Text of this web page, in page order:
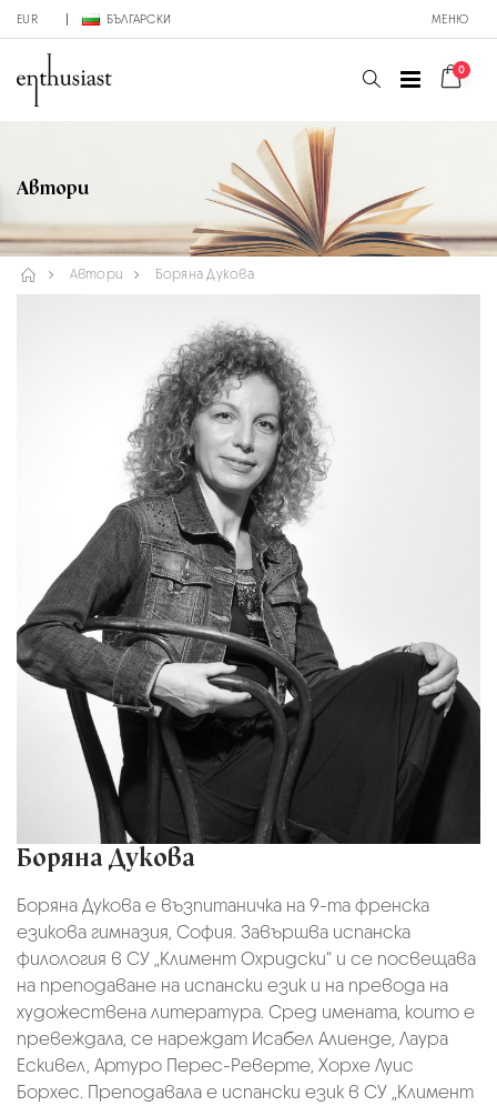
EUR БЪЛГАРСКИ МЕНЮ
0
Автори
Автори Боряна Дукова
Боряна Дукова
Боряна Дукова е възпитаничка на 9-та френска
езикова гимназия, София. Завършва испанска
филология в СУ „Климент Охридски“ и се посвещава
на преподаване на испански език и на превода на
художествена литература. Сред имената, които е
превеждала, се нареждат Исабел Алиенде, Лаура
Ескивел, Артуро Перес-Реверте, Хорхе Луис
Борхес. Преподавала е испански език в СУ „Климент